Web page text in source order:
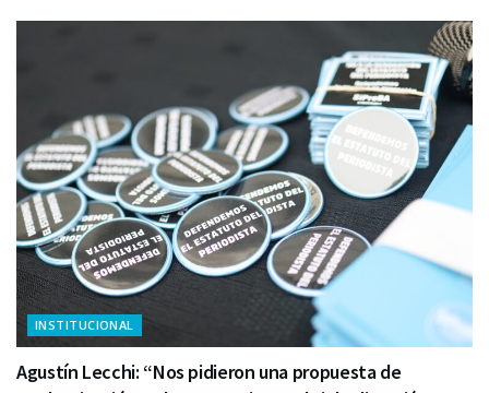
INSTITUCIONAL
Agustín Lecchi: “Nos pidieron una propuesta de